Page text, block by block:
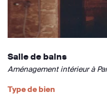
Salle de bains
Aménagement intérieur à
Type de bien